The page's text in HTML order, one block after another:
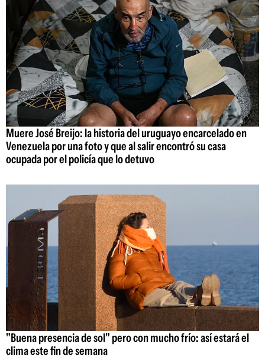
Muere José Breijo: la historia del uruguayo encarcelado en
Venezuela por una foto y que al salir encontró su casa
ocupada por el policía que lo detuvo
"Buena presencia de sol" pero con mucho frío: así estará el
clima este fin de semana